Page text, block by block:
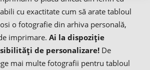
cu exactitate cum să arate tabloul
o fotografie din arhiva personală,
imprimare. Ai la dispoziție
de personalizare! De
mai multe fotografii pentru tabloul